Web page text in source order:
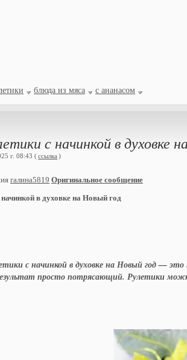
блюда из мяса с ананасом
с начинкой в духовке
г. 08:43 (ссылка )
галина5819 Оригинальное сообщение
в духовке на Новый год
с начинкой в духовке на Новый год —
просто потрясающий. Рулетики